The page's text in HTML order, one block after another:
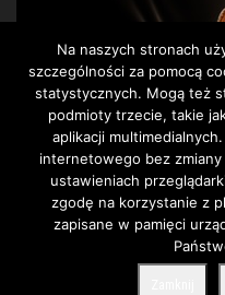
Na naszych stronach
szczególności za pomocą
statystycznych. Mogą też
podmioty trzecie, takie
aplikacji
internetowego bez
ustawieniach
zgodę na korzystanie z
zapisane w pamięci